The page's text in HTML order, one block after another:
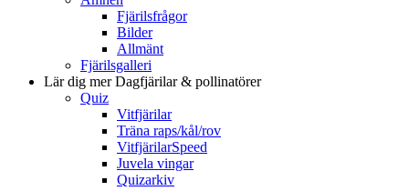
Fjärilsfrågor
Bilder
Allmänt
Fjärilsgalleri
Lär dig merDagfjärilar & pollinatörer
Quiz
Vitfjärilar
Träna raps/kål/rov
VitfjärilarSpeed
Juvela vingar
Quizarkiv